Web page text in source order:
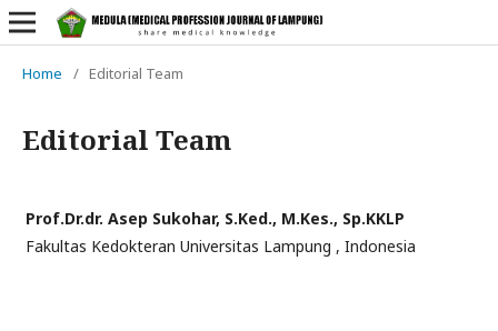
Home / Editorial Team
Editorial Team
Prof.Dr.dr. Asep Sukohar, S.Ked., M.Kes., Sp.KKLP
Fakultas Kedokteran Universitas Lampung , Indonesia